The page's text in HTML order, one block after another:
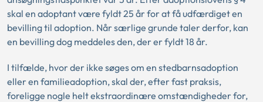
skal en adoptant være fyldt 25 år for at få udfærdiget en
bevilling til adoption. Når særlige grunde taler derfor, kan
en bevilling dog meddeles den, der er fyldt 18 år.
I tilfælde, hvor der ikke søges om en stedbarnsadoption
eller en familieadoption, skal der, efter fast praksis,
foreligge nogle helt ekstraordinære omstændigheder for,